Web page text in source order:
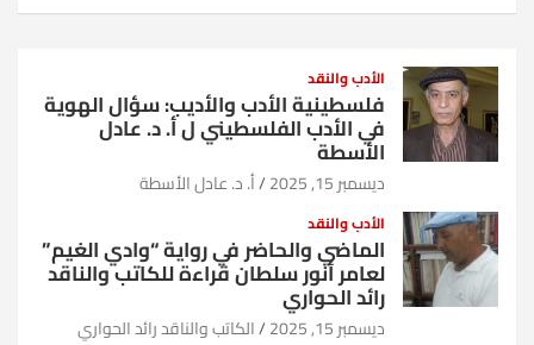
الأدب والنقد
فلسطينية الأدب والأديب: سؤال الهوية
في الأدب الفلسطيني ل أ. د. عادل
الأسطة
ديسمبر 15, 2025 أ. د. عادل الأسطة
الأدب والنقد
الماضي والحاضر في رواية “وادي الغيم”
لعامر أنور سلطان قراءة للكاتب والناقد
رائد الحواري
ديسمبر 15, 2025 الكاتب والناقد رائد الحواري